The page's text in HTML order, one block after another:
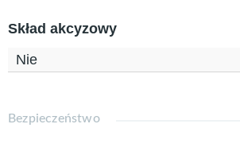
Skład akcyzowy
Nie
Bezpieczeństwo